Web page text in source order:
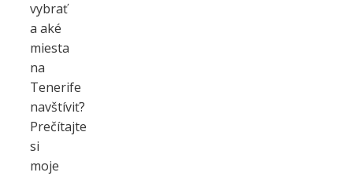
vybrať
a aké
miesta
na
Tenerife
navštíviť?
Prečítajte
si
moje